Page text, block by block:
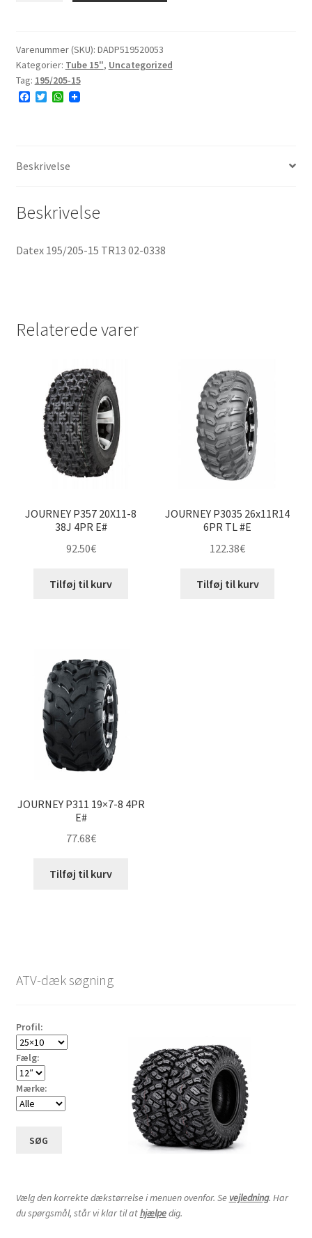
15
TR13
02-
0338
Varenummer (SKU): DADP519520053
Kategorier: Tube 15", Uncategorized
Tag: 195/205-15
F
o
k
T
r
W
p
p
Beskrivelse
Beskrivelse
Datex 195/205-15 TR13 02-0338
Relaterede varer
JOURNEY P357 20X11-8
38J 4PR E#
92.50€
Tilføj til kurv
JOURNEY P3035 26x11R14
6PR TL #E
122.38€
Tilføj til kurv
JOURNEY P311 19×7-8 4PR
E#
77.68€
Tilføj til kurv
ATV-dæk søgning
Profil:
Fælg:
Mærke:
SØG
Vælg den korrekte dækstørrelse i menuen ovenfor. Se vejledning. Har
du spørgsmål, står vi klar til athjælpedig.